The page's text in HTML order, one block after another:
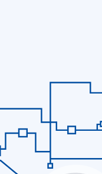
Политика обработки